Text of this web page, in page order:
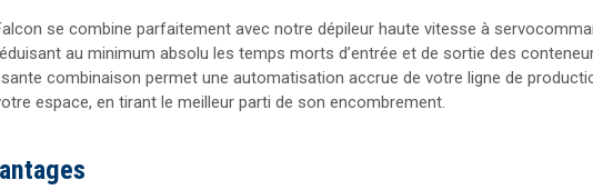
se combine parfaitement avec notre dépileur haute vitesse à
au minimum absolu les temps morts d’entrée et de sortie des
combinaison permet une automatisation accrue de votre ligne de
espace, en tirant le meilleur parti de son encombrement.